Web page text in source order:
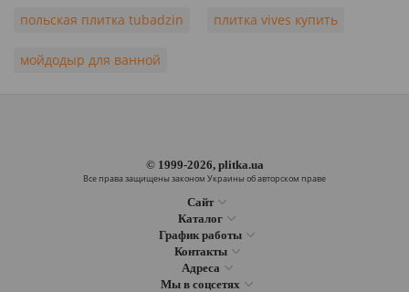
польская плитка tubadzin плитка vives купить
мойдодыр для ванной
© 1999-2026, plitka.ua
Все права защищены законом Украины об авторском праве
Сайт
Каталог
График работы
Контакты
Адреса
Мы в соцсетях